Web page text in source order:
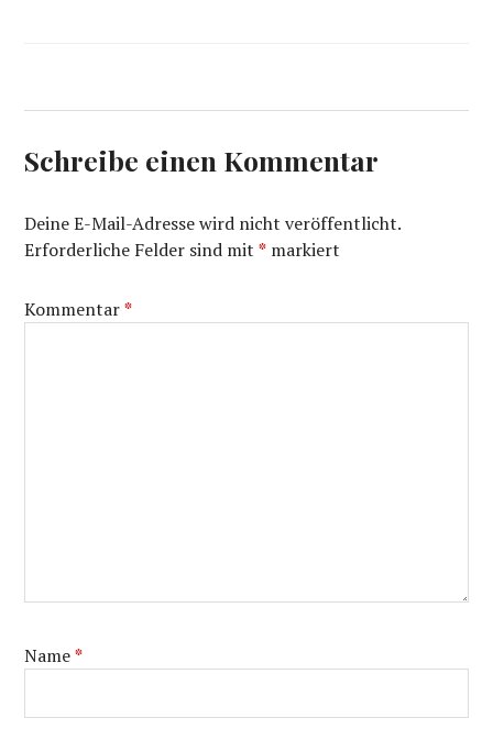
Schreibe einen Kommentar
Deine E-Mail-Adresse wird nicht veröffentlicht.
Erforderliche Felder sind mit* markiert
Kommentar*
Name*